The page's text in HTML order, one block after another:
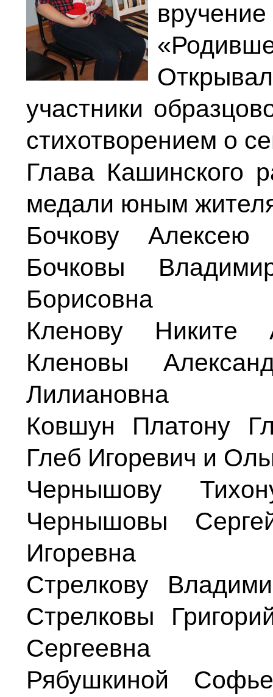
участники
стихотворением о
Глава Кашинского
медали юным
Бочкову Алексею
Бочковы
Борисовна
Кленову Никите
Кленовы
Лилиановна
Ковшун Платону
Глеб Игоревич и
Чернышову
Чернышовы
Игоревна
Стрелкову
Стрелковы
Сергеевна
Рябушкиной